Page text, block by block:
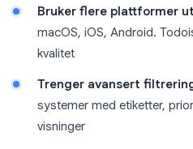
Bruker flere plattformer
macOS, iOS, Android.
kvalitet
Trenger avansert
systemer med etiketter,
visninger